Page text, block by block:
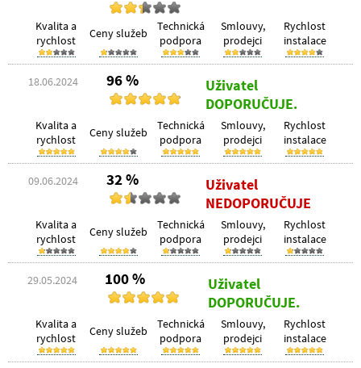
Kvalita a
rychlost
Ceny služeb
Technická
podpora
Smlouvy,
prodejci
Rychlost
instalace
18.06.2024 96 %
Uživatel
DOPORUČUJE.
Kvalita a
rychlost
Ceny služeb
Technická
podpora
Smlouvy,
prodejci
Rychlost
instalace
09.06.2024 32 %
Uživatel
NEDOPORUČUJE
Kvalita a
rychlost
Ceny služeb
Technická
podpora
Smlouvy,
prodejci
Rychlost
instalace
29.05.2024 100 %
Uživatel
DOPORUČUJE.
Kvalita a
rychlost
Ceny služeb
Technická
podpora
Smlouvy,
prodejci
Rychlost
instalace